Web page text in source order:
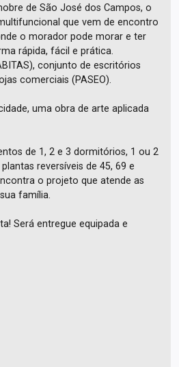
de São José dos Campos, o
que vem de encontro
o morador pode morar e ter
rápida, fácil e prática.
conjunto de escritórios
comerciais (PASEO).
uma obra de arte aplicada
de 1, 2 e 3 dormitórios, 1 ou 2
reversíveis de 45, 69 e
o projeto que atende as
família.
Será entregue equipada e